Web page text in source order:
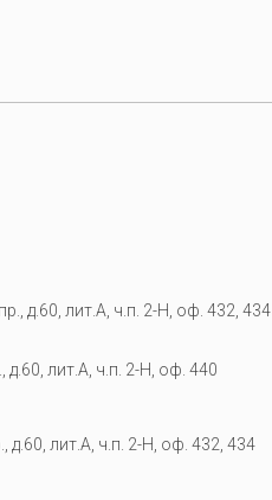
д.60, лит.А, ч.п. 2-Н, оф. 432, 434
д.60, лит.А, ч.п. 2-Н, оф. 440
д.60, лит.А, ч.п. 2-Н, оф. 432, 434